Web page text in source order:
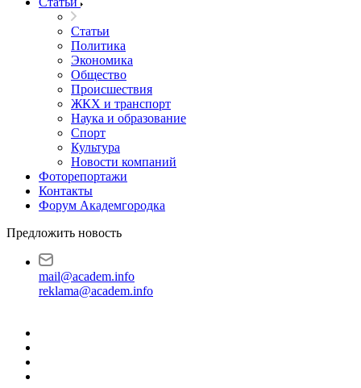
Статьи
Политика
Экономика
Общество
Происшествия
ЖКХ и транспорт
Наука и образование
Спорт
Культура
Новости компаний
Фоторепортажи
Контакты
Форум Академгородка
Предложить новость
mail@academ.info
reklama@academ.info